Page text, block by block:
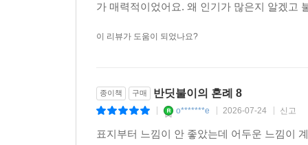
가 매력적이었어요. 왜 인기가 많은지 알겠고
이 리뷰가 도움이 되었나요?
종이책 구매 반딧불이의 혼례 8
o*******e 2026-07-24 신고
표지부터 느낌이 안 좋았는데 어두운 느낌이